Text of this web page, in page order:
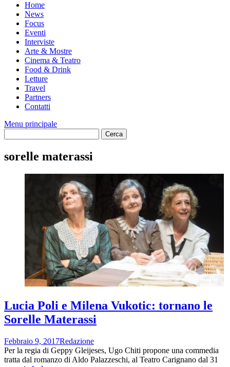
Home
News
Focus
Eventi
Interviste
Arte & Mostre
Cinema & Teatro
Food & Drink
Letture
Travel
Partners
Contatti
Menu principale
sorelle materassi
Lucia Poli e Milena Vukotic: tornano le
Sorelle Materassi
Febbraio 9, 2017Redazione
Per la regia di Geppy Gleijeses, Ugo Chiti propone una commedia
tratta dal romanzo di Aldo Palazzeschi, al Teatro Carignano dal 31